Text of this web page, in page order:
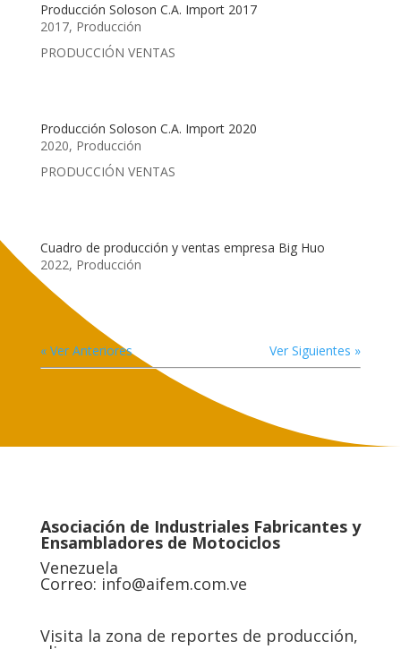
Producción Soloson C.A. Import 2017
2017, Producción
PRODUCCIÓN VENTAS
Producción Soloson C.A. Import 2020
2020, Producción
PRODUCCIÓN VENTAS
Cuadro de producción y ventas empresa Big Huo
2022, Producción
« Ver Anteriores Ver Siguientes »
Asociación de Industriales Fabricantes y
Ensambladores de Motociclos
Venezuela
Correo: info@aifem.com.ve
Visita la zona de reportes de producción,